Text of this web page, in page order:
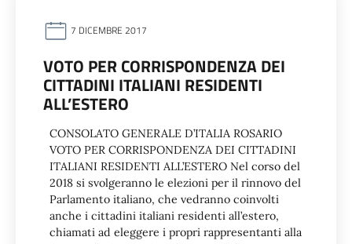
7 DICEMBRE 2017
VOTO PER CORRISPONDENZA DEI
CITTADINI ITALIANI RESIDENTI
ALL’ESTERO
CONSOLATO GENERALE D’ITALIA ROSARIO
VOTO PER CORRISPONDENZA DEI CITTADINI
ITALIANI RESIDENTI ALL’ESTERO Nel corso del
2018 si svolgeranno le elezioni per il rinnovo del
Parlamento italiano, che vedranno coinvolti
anche i cittadini italiani residenti all’estero,
chiamati ad eleggere i propri rappresentanti alla